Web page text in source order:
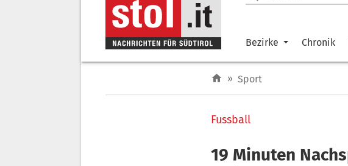
Bezirke Chronik
» Sport
Fussball
19 Minuten